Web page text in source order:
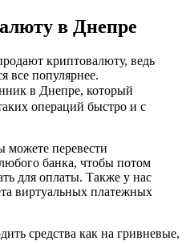
в Днепре
криптовалюту, ведь
все популярнее.
в Днепре, который
операций быстро и с
перевести
банка, чтобы потом
для оплаты. Также у нас
виртуальных платежных
средства как на гривневые,